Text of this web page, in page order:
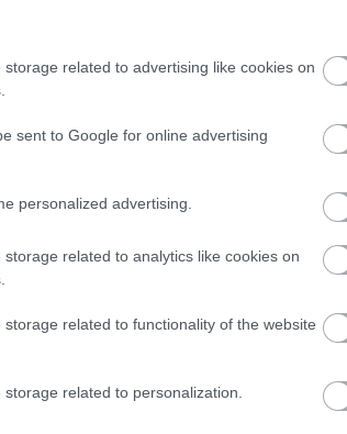
related to advertising like cookies on
sent to Google for online advertising
personalized advertising.
related to analytics like cookies on
related to functionality of the website
related to personalization.
tényfeltáró újságíróktól!
kormányzati lépés ellen, melyben